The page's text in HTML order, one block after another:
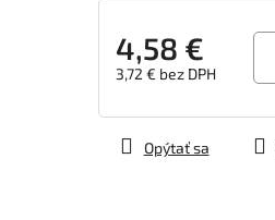
4,58 €
3,72 € bez DPH
Opýtať sa